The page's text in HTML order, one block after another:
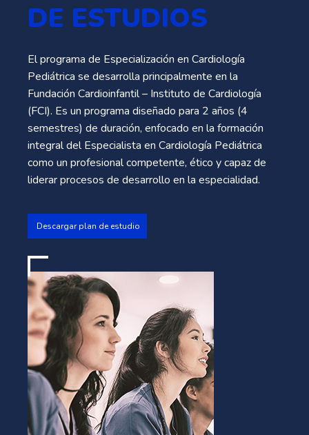
DE ESTUDIOS
El programa de Especialización en Cardiología
Pediátrica se desarrolla principalmente en la
Fundación Cardioinfantil – Instituto de Cardiología
(FCI). Es un programa diseñado para 2 años (4
semestres) de duración, enfocado en la formación
integral del Especialista en Cardiología Pediátrica
como un profesional competente, ético y capaz de
liderar procesos de desarrollo en la especialidad.
Descargar plan de estudio